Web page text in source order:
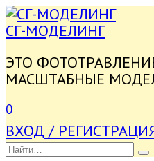
ПЕРЕЙТИ
К
СГ-МОДЕЛИНГ
ЭТО
МАСШТАБНЫЕ
0
ВХОД /
SEARCH